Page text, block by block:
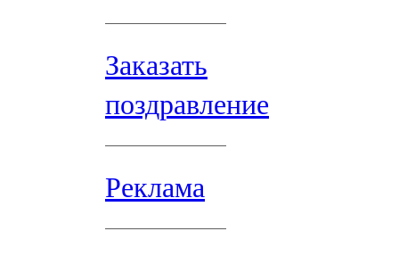
Заказать
поздравление
Реклама